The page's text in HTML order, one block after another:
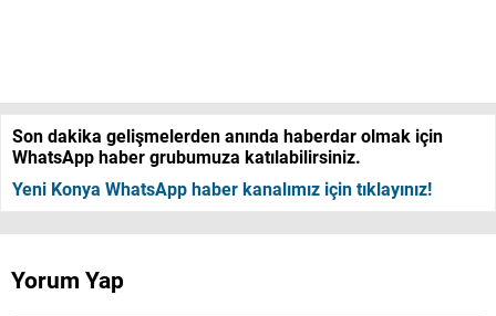
Son dakika gelişmelerden anında haberdar olmak için
WhatsApp haber grubumuza katılabilirsiniz.
Yeni Konya WhatsApp haber kanalımız için tıklayınız!
Yorum Yap